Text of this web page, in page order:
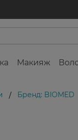
Макияж
/ Бренд: BIOMED